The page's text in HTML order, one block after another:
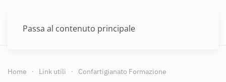
Passa al contenuto principale
Home Link utili Confartigianato Formazione